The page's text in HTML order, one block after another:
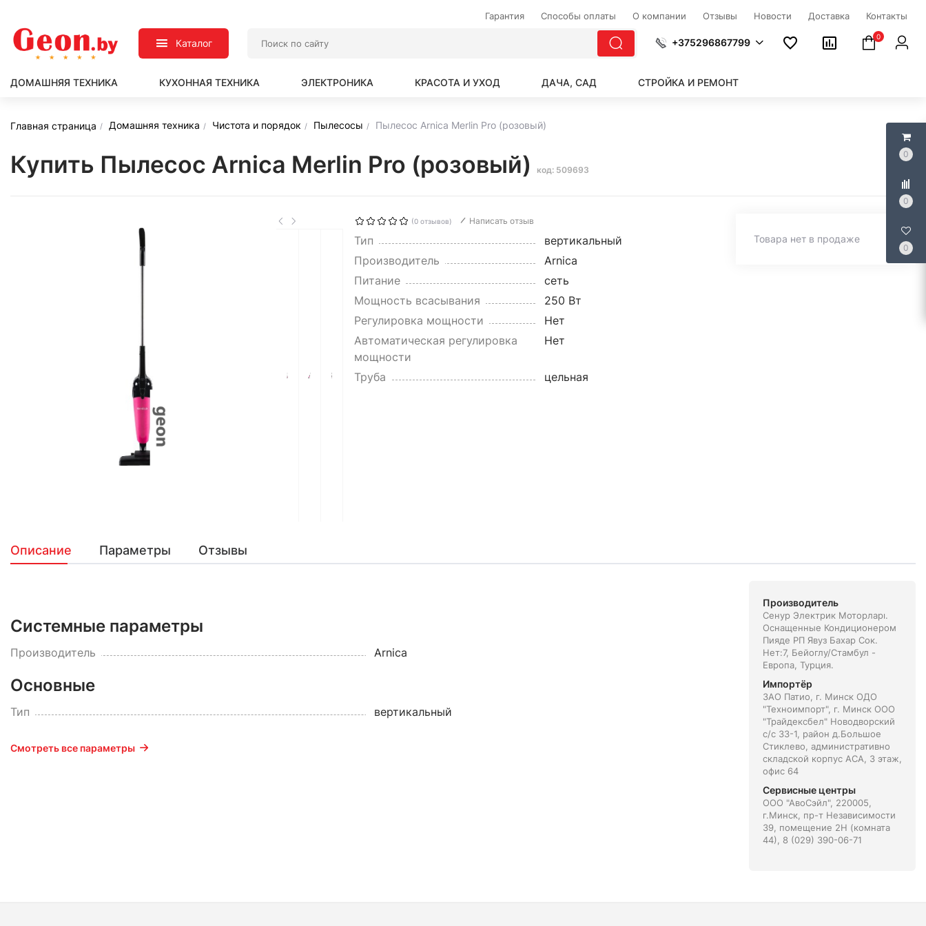
0
0
0
Гарантия Способы оплаты О компании Отзывы Новости Доставка Контакты
Каталог +375296867799
0
ДОМАШНЯЯ ТЕХНИКА КУХОННАЯ ТЕХНИКА ЭЛЕКТРОНИКА КРАСОТА И УХОД ДАЧА, САД СТРОЙКА И РЕМОНТ
Главная страница Домашняя техника Чистота и порядок Пылесосы Пылесос Arnica Merlin Pro (розовый)
Купить Пылесос Arnica Merlin Pro (розовый) код: 509693
(0 отзывов) Написать отзыв
Тип
вертикальный
Производитель
Arnica
Питание
сеть
Мощность всасывания
250 Вт
Регулировка мощности
Нет
Автоматическая регулировка
мощности
Нет
Труба цельная
Товара нет в продаже
Описание Параметры Отзывы
Системные параметры
Производитель Arnica
Основные
Тип вертикальный
Смотреть все параметры
Производитель
Сенур Электрик Моторларı.
Оснащенные Кондиционером
Пияде РП Явуз Бахар Сок.
Нет:7, Бейоглу/Стамбул -
Европа, Турция.
Импортёр
ЗАО Патио, г. Минск ОДО
"Техноимпорт", г. Минск ООО
"Трайдексбел" Новодворский
с/с 33-1, район д.Большое
Стиклево, административно
складской корпус АСА, 3 этаж,
офис 64
Сервисные центры
ООО "АвоСэйл", 220005,
г.Минск, пр-т Независимости
39, помещение 2Н (комната
44), 8 (029) 390-06-71